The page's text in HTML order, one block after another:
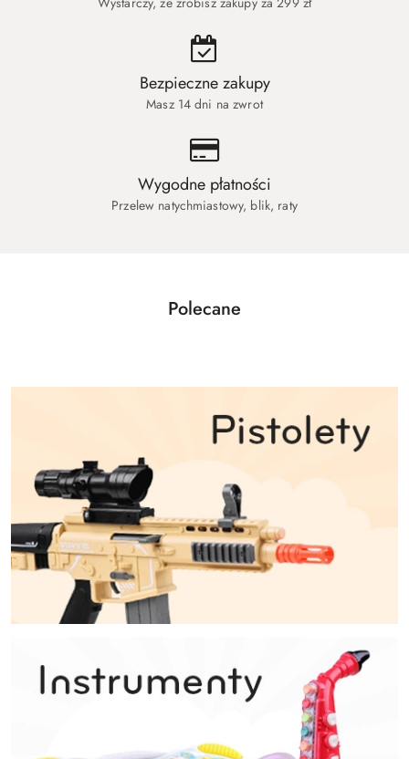
Bezpieczne zakupy
Masz 14 dni na zwrot
Wygodne płatności
Przelew natychmiastowy, blik, raty
Polecane